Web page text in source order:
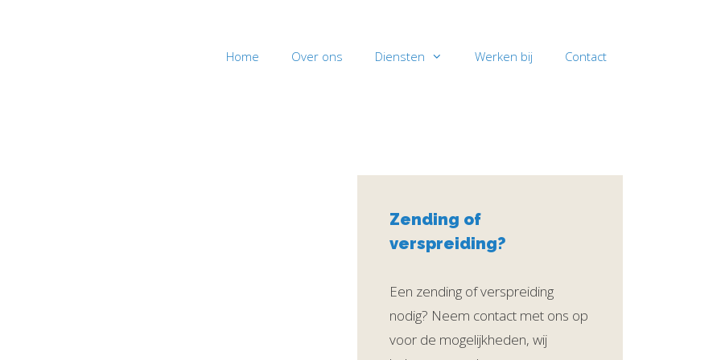
Home Over ons Diensten Werken bij Contact
Zending of
verspreiding?
Een zending of verspreiding
nodig? Neem contact met ons op
voor de mogelijkheden, wij